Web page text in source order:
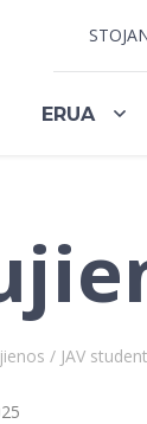
ERUA
/ JAV